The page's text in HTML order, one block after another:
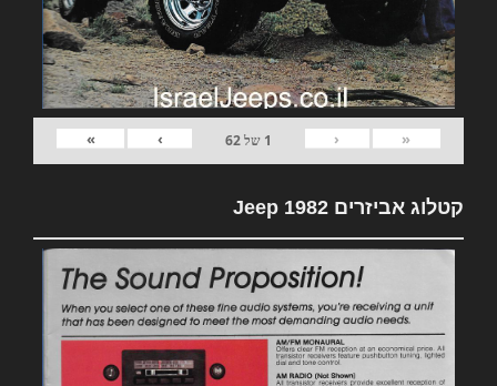
«
‹
1 של62
›
»
קטלוג אביזרים 1982 Jeep